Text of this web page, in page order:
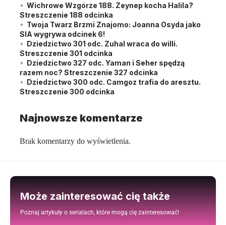
Wichrowe Wzgórze 188. Zeynep kocha Halila?
Streszczenie 188 odcinka
Twoja Twarz Brzmi Znajomo: Joanna Osyda jako
SIA wygrywa odcinek 6!
Dziedzictwo 301 odc. Zuhal wraca do willi.
Streszczenie 301 odcinka
Dziedzictwo 327 odc. Yaman i Seher spędzą
razem noc? Streszczenie 327 odcinka
Dziedzictwo 300 odc. Camgoz trafia do aresztu.
Streszczenie 300 odcinka
Najnowsze komentarze
Brak komentarzy do wyświetlenia.
Może zainteresować cię także
Poznaj artykuły o serialach, które mogą cię zainteresować!